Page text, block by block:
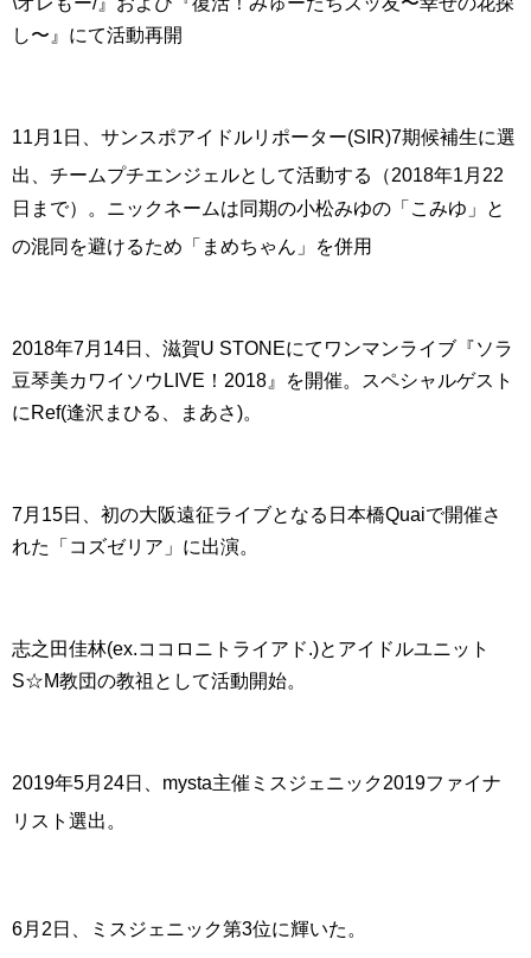
し〜』にて活動再開
11月1日、サンスポアイドルリポーター(SIR)7期候補生に選
出、チームプチエンジェルとして活動する
（2018年1月22
日まで）。ニックネームは同期の小松みゆの「こみゆ」と
の混同を避けるため「まめちゃん」を併用
2018年7月14日、滋賀U STONEにてワンマンライブ『ソラ
豆琴美カワイソウLIVE！2018』を開催。スペシャルゲスト
にRef(逢沢まひる、まあさ)。
7月15日、初の大阪遠征ライブとなる日本橋Quaiで開催さ
れた「コズゼリア」に出演。
志之田佳林(ex.ココロニトライアド.)とアイドルユニット
S☆M教団の教祖として活動開始。
2019年5月24日、mysta主催ミスジェニック2019ファイナ
リスト選出 。
6月2日、ミスジェニック第3位に輝いた。